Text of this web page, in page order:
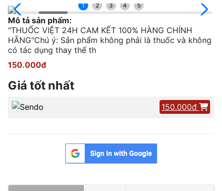
1 2 3 4 5
Mô tả sản phẩm:
"THUỐC VIỆT 24H CAM KẾT 100% HÀNG CHÍNH
HÃNG"Chú ý: Sản phẩm không phải là thuốc và không
có tác dụng thay thế th
150.000đ
Giá tốt nhất
150.000đ